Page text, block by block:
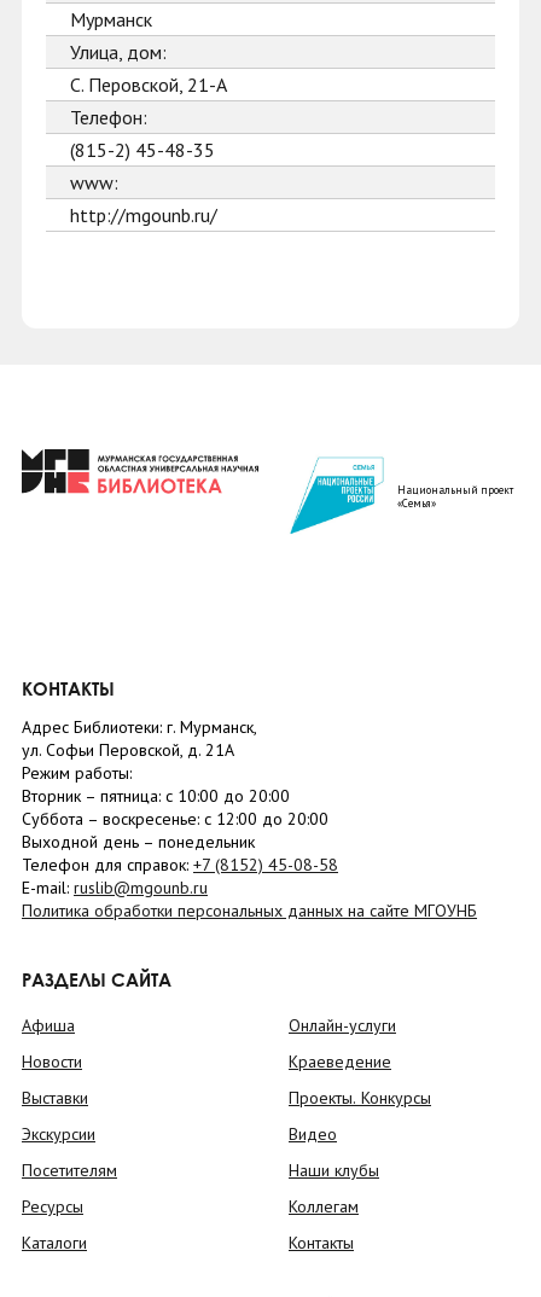
Мурманск
Улица, дом:
С. Перовской, 21-А
Телефон:
(815-2) 45-48-35
www:
http://mgounb.ru/
Национальный проект
«Семья»
КОНТАКТЫ
Адрес Библиотеки: г. Мурманск,
ул. Софьи Перовской, д. 21А
Режим работы:
Вторник – пятница: с 10:00 до 20:00
Суббота – воскресенье: c 12:00 до 20:00
Выходной день – понедельник
Телефон для справок: +7 (8152) 45-08-58
E-mail: ruslib@mgounb.ru
Политика обработки персональных данных на сайте МГОУНБ
РАЗДЕЛЫ САЙТА
Афиша
Новости
Выставки
Экскурсии
Посетителям
Ресурсы
Каталоги
Онлайн-услуги
Краеведение
Проекты. Конкурсы
Видео
Наши клубы
Коллегам
Контакты